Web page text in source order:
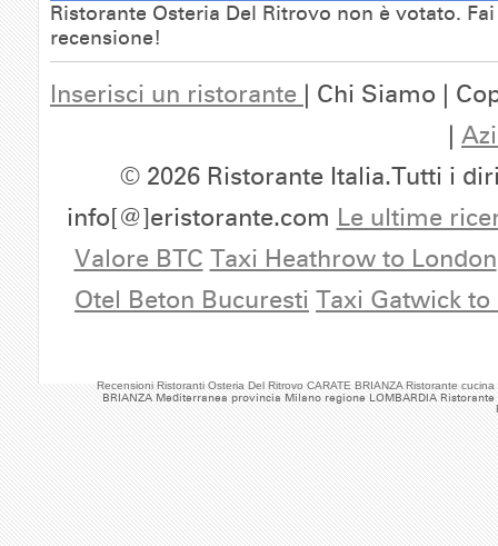
Recensioni Ristoranti Osteria Del Ritrovo CARATE BRIANZA Ristorante
BRIANZA Mediterranea provincia Milano regione LOMBARDIA
Ristorante Osteria Del Ritrovo non è votato.
recensione!
Inserisci un ristorante | Chi Siamo |
|
© 2026 Ristorante Italia.Tutti i
info[@]eristorante.com Le ultime
Valore BTC Taxi Heathrow to London
Otel Beton Bucuresti Taxi Gatwick to